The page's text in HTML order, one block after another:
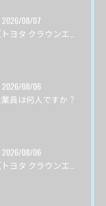
2026/08/07
2026/08/06
員は何人ですか？
2026/08/06